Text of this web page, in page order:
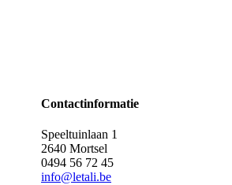
Contactinformatie
Speeltuinlaan 1
2640 Mortsel
0494 56 72 45
info@letali.be